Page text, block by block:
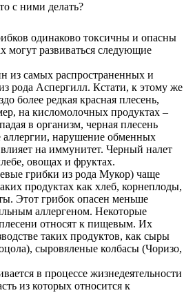
с ними делать?
одинаково токсичны и опасны
могут развиваться следующие
из самых распространенных и
рода Аспергилл. Кстати, к этому же
более редкая красная плесень,
на кисломолочных продуктах –
в организм, черная плесень
аллергии, нарушение обменных
на иммунитет. Черный налет
овощах и фруктах.
грибки из рода Мукор) чаще
продуктах как хлеб, корнеплоды,
Этот грибок опасен меньше
аллергеном. Некоторые
относят к пищевым. Их
таких продуктов, как сыры
сыровяленые колбасы (Чоризо,
в процессе жизнедеятельности
из которых относится к